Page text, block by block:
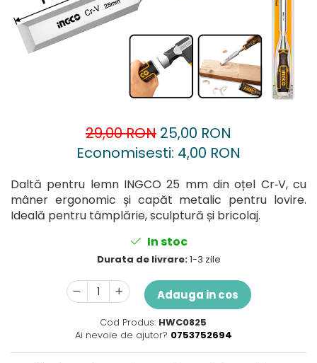
Accesorii pentru oberfreză
Mașini de șlefuit
Măști de sudură
Polizoare unghiulare
Capsatoare
Căni
Echipamente de protecție
Foarfeci Grădină
Grătare și accesorii
Instalații sanitare
Oale și vase de gătit
Pistol pentru vopsit
29,00 RON 25,00 RON
Economisesti: 4,00 RON
Daltă pentru lemn INGCO 25 mm din oțel Cr‑V, cu
mâner ergonomic și capăt metalic pentru lovire.
Ideală pentru tâmplărie, sculptură și bricolaj.
In stoc
Durata de livrare:1-3 zile
Adauga in cos
Cod Produs: HWC0825
Ai nevoie de ajutor? 0753752694